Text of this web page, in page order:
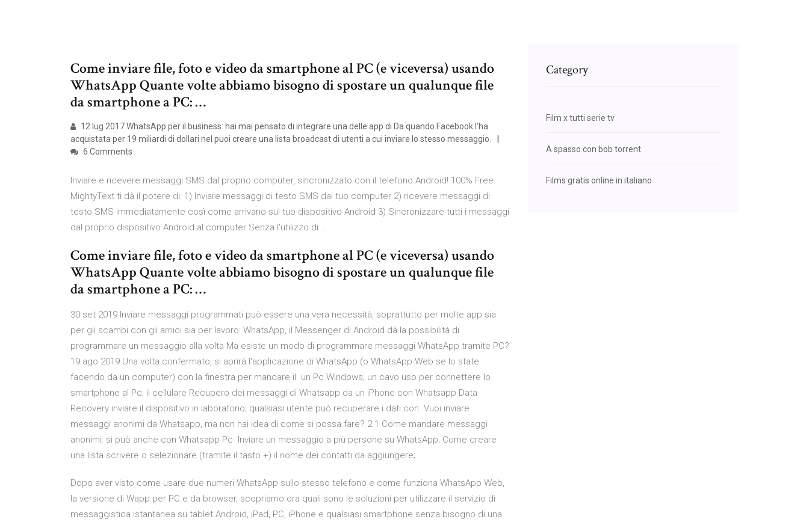
Come inviare file, foto e video da smartphone al PC (e viceversa) usando
WhatsApp Quante volte abbiamo bisogno di spostare un qualunque file
da smartphone a PC: …
12 lug 2017 WhatsApp per il business: hai mai pensato di integrare una delle app di Da quando Facebook l'ha
acquistata per 19 miliardi di dollari nel puoi creare una lista broadcast di utenti a cui inviare lo stesso messaggio.
6 Comments
Inviare e ricevere messaggi SMS dal proprio computer, sincronizzato con il telefono Android! 100% Free.
MightyText ti dà il potere di: 1) Inviare messaggi di testo SMS dal tuo computer 2) ricevere messaggi di
testo SMS immediatamente così come arrivano sul tuo dispositivo Android 3) Sincronizzare tutti i messaggi
dal proprio dispositivo Android al computer Senza l'utilizzo di …
Come inviare file, foto e video da smartphone al PC (e viceversa) usando
WhatsApp Quante volte abbiamo bisogno di spostare un qualunque file
da smartphone a PC: …
30 set 2019 Inviare messaggi programmati può essere una vera necessità, soprattutto per molte app sia
per gli scambi con gli amici sia per lavoro: WhatsApp, il Messenger di Android dà la possibilità di
programmare un messaggio alla volta Ma esiste un modo di programmare messaggi WhatsApp tramite PC?
19 ago 2019 Una volta confermato, si aprirà l'applicazione di WhatsApp (o WhatsApp Web se lo state
facendo da un computer) con la finestra per mandare il un Pc Windows; un cavo usb per connettere lo
smartphone al Pc; il cellulare Recupero dei messaggi di Whatsapp da un iPhone con Whatsapp Data
Recovery inviare il dispositivo in laboratorio; qualsiasi utente può recuperare i dati con Vuoi inviare
messaggi anonimi da Whatsapp, ma non hai idea di come si possa fare? 2.1 Come mandare messaggi
anonimi: si può anche con Whatsapp Pc Inviare un messaggio a più persone su WhatsApp; Come creare
una lista scrivere o selezionare (tramite il tasto +) il nome dei contatti da aggiungere;
Dopo aver visto come usare due numeri WhatsApp sullo stesso telefono e come funziona WhatsApp Web,
la versione di Wapp per PC e da browser, scopriamo ora quali sono le soluzioni per utilizzare il servizio di
messaggistica istantanea su tablet Android, iPad, PC, iPhone e qualsiasi smartphone senza bisogno di una
Category
Film x tutti serie tv
A spasso con bob torrent
Films gratis online in italiano